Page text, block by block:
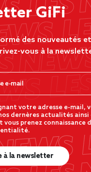
GiFi
des nouveautés
vous à la
votre adresse e-mail,
dernères actualités ainsi
vous prenez
à la newsletter